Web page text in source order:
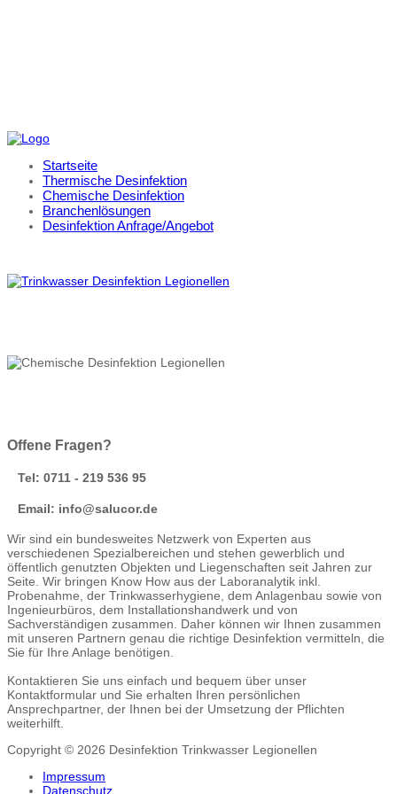
Startseite
Thermische Desinfektion
Chemische Desinfektion
Branchenlösungen
Desinfektion Anfrage/Angebot
Offene Fragen?
Tel: 0711 - 219 536 95
Email: info@salucor.de
Wir sind ein bundesweites Netzwerk von Experten aus
verschiedenen Spezialbereichen und stehen gewerblich und
öffentlich genutzten Objekten und Liegenschaften seit Jahren zur
Seite. Wir bringen Know How aus der Laboranalytik inkl.
Probenahme, der Trinkwasserhygiene, dem Anlagenbau sowie von
Ingenieurbüros, dem Installationshandwerk und von
Sachverständigen zusammen. Daher können wir Ihnen zusammen
mit unseren Partnern genau die richtige Desinfektion vermitteln, die
Sie für Ihre Anlage benötigen.
Kontaktieren Sie uns einfach und bequem über unser
Kontaktformular und Sie erhalten Ihren persönlichen
Ansprechpartner, der Ihnen bei der Umsetzung der Pflichten
weiterhilft.
Copyright © 2026 Desinfektion Trinkwasser Legionellen
Impressum
Datenschutz